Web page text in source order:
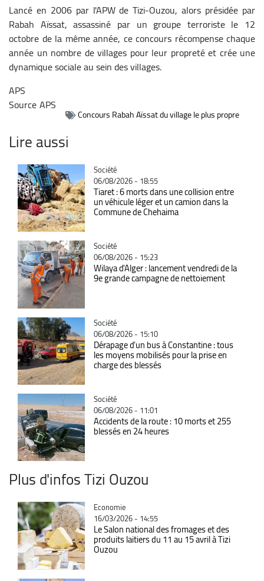
Lancé en 2006 par l'APW de Tizi-Ouzou, alors présidée par
Rabah Aïssat, assassiné par un groupe terroriste le 12
octobre de la même année, ce concours récompense chaque
année un nombre de villages pour leur propreté et crée une
dynamique sociale au sein des villages.
APS
SourceAPS
Concours Rabah Aïssat du village le plus propre
Lire aussi
Catégorie
Société
06/08/2026 - 18:55
Tiaret : 6 morts dans une collision entre
un véhicule léger et un camion dans la
Commune de Chehaima
Catégorie
Société
06/08/2026 - 15:23
Wilaya d'Alger : lancement vendredi de la
9e grande campagne de nettoiement
Catégorie
Société
06/08/2026 - 15:10
Dérapage d'un bus à Constantine : tous
les moyens mobilisés pour la prise en
charge des blessés
Catégorie
Société
06/08/2026 - 11:01
Accidents de la route : 10 morts et 255
blessés en 24 heures
Plus d'infos Tizi Ouzou
Catégorie
Economie
16/03/2026 - 14:55
Le Salon national des fromages et des
produits laitiers du 11 au 15 avril à Tizi
Ouzou